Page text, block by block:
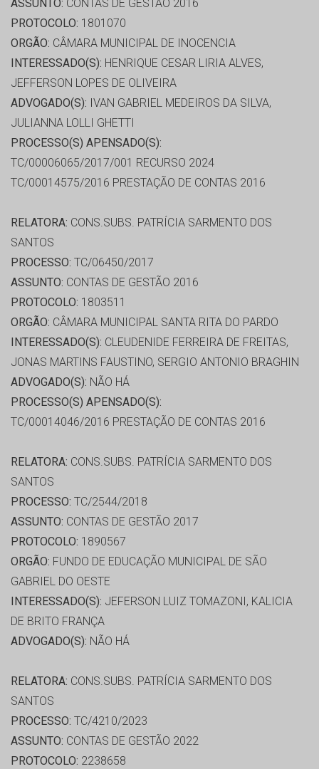
ASSUNTO: CONTAS DE GESTÃO 2016
PROTOCOLO: 1801070
ORGÃO: CÂMARA MUNICIPAL DE INOCENCIA
INTERESSADO(S): HENRIQUE CESAR LIRIA ALVES,
JEFFERSON LOPES DE OLIVEIRA
ADVOGADO(S): IVAN GABRIEL MEDEIROS DA SILVA,
JULIANNA LOLLI GHETTI
PROCESSO(S) APENSADO(S):
TC/00006065/2017/001 RECURSO 2024
TC/00014575/2016 PRESTAÇÃO DE CONTAS 2016
RELATORA: CONS.SUBS. PATRÍCIA SARMENTO DOS
SANTOS
PROCESSO: TC/06450/2017
ASSUNTO: CONTAS DE GESTÃO 2016
PROTOCOLO: 1803511
ORGÃO: CÂMARA MUNICIPAL SANTA RITA DO PARDO
INTERESSADO(S): CLEUDENIDE FERREIRA DE FREITAS,
JONAS MARTINS FAUSTINO, SERGIO ANTONIO BRAGHIN
ADVOGADO(S): NÃO HÁ
PROCESSO(S) APENSADO(S):
TC/00014046/2016 PRESTAÇÃO DE CONTAS 2016
RELATORA: CONS.SUBS. PATRÍCIA SARMENTO DOS
SANTOS
PROCESSO: TC/2544/2018
ASSUNTO: CONTAS DE GESTÃO 2017
PROTOCOLO: 1890567
ORGÃO: FUNDO DE EDUCAÇÃO MUNICIPAL DE SÃO
GABRIEL DO OESTE
INTERESSADO(S): JEFERSON LUIZ TOMAZONI, KALICIA
DE BRITO FRANÇA
ADVOGADO(S): NÃO HÁ
RELATORA: CONS.SUBS. PATRÍCIA SARMENTO DOS
SANTOS
PROCESSO: TC/4210/2023
ASSUNTO: CONTAS DE GESTÃO 2022
PROTOCOLO: 2238658